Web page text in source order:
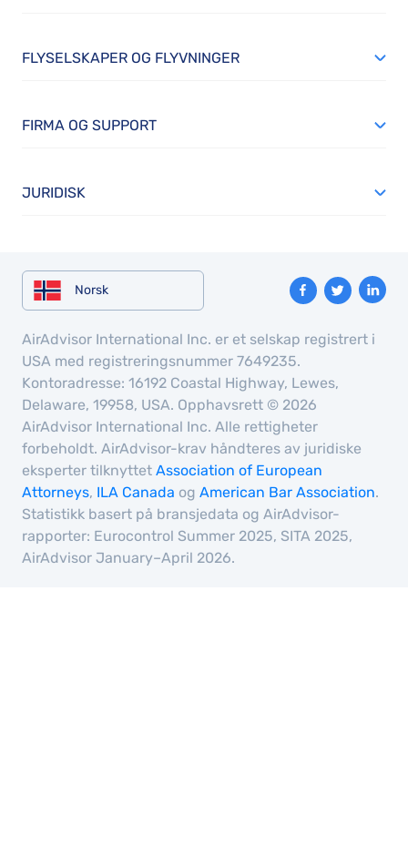
FLYSELSKAPER OG FLYVNINGER
FIRMA OG SUPPORT
JURIDISK
Norsk
AirAdvisor International Inc. er et selskap registrert i
USA med registreringsnummer 7649235.
Kontoradresse: 16192 Coastal Highway, Lewes,
Delaware, 19958, USA. Opphavsrett © 2026
AirAdvisor International Inc. Alle rettigheter
forbeholdt. AirAdvisor-krav håndteres av juridiske
eksperter tilknyttet Association of European
Attorneys, ILA Canada og American Bar Association.
Statistikk basert på bransjedata og AirAdvisor-
rapporter: Eurocontrol Summer 2025, SITA 2025,
AirAdvisor January–April 2026.